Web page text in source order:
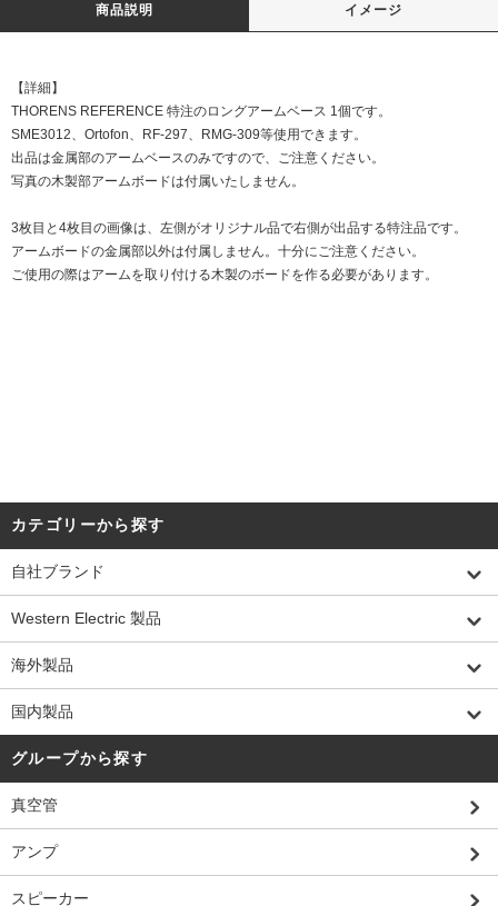
商品説明 イメージ
【詳細】
THORENS REFERENCE 特注のロングアームベース 1個です。
SME3012、Ortofon、RF-297、RMG-309等使用できます。
出品は金属部のアームベースのみですので、ご注意ください。
写真の木製部アームボードは付属いたしません。
3枚目と4枚目の画像は、左側がオリジナル品で右側が出品する特注品です。
アームボードの金属部以外は付属しません。十分にご注意ください。
ご使用の際はアームを取り付ける木製のボードを作る必要があります。
カテゴリーから探す
自社ブランド
Western Electric 製品
海外製品
国内製品
グループから探す
真空管
アンプ
スピーカー